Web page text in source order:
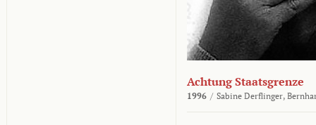
Achtung Staatsgrenze
1996 / Sabine Derflinger,